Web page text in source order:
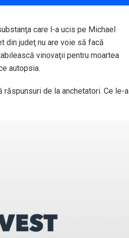
care l-a ucis pe Michael
din judeţ nu are voie să facă
vinovaţii pentru moartea
autopsia.
de la anchetatori. Ce le-a